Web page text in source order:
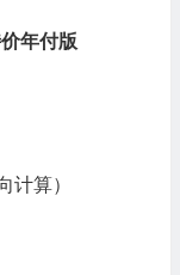
年付版
计算）